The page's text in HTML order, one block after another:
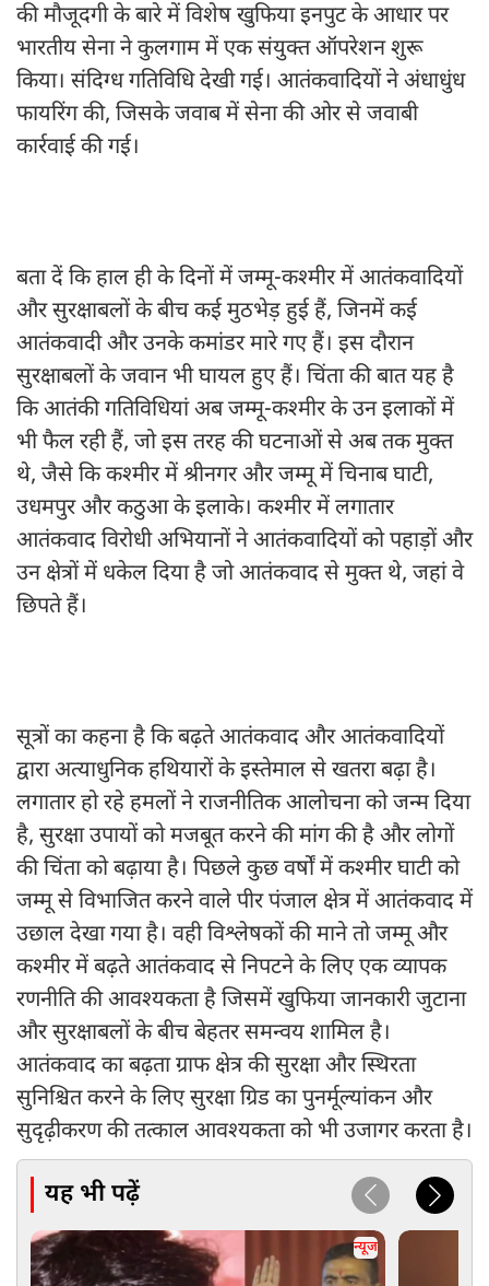
की मौजूदगी के बारे में विशेष खुफिया इनपुट के आधार पर
भारतीय सेना ने कुलगाम में एक संयुक्त ऑपरेशन शुरू
किया। संदिग्ध गतिविधि देखी गई। आतंकवादियों ने अंधाधुंध
फायरिंग की, जिसके जवाब में सेना की ओर से जवाबी
कार्रवाई की गई।
बता दें कि हाल ही के दिनों में जम्मू-कश्मीर में आतंकवादियों
और सुरक्षाबलों के बीच कई मुठभेड़ हुई हैं, जिनमें कई
आतंकवादी और उनके कमांडर मारे गए हैं। इस दौरान
सुरक्षाबलों के जवान भी घायल हुए हैं। चिंता की बात यह है
कि आतंकी गतिविधियां अब जम्मू-कश्मीर के उन इलाकों में
भी फैल रही हैं, जो इस तरह की घटनाओं से अब तक मुक्त
थे, जैसे कि कश्मीर में श्रीनगर और जम्मू में चिनाब घाटी,
उधमपुर और कठुआ के इलाके। कश्मीर में लगातार
आतंकवाद विरोधी अभियानों ने आतंकवादियों को पहाड़ों और
उन क्षेत्रों में धकेल दिया है जो आतंकवाद से मुक्त थे, जहां वे
छिपते हैं।
सूत्रों का कहना है कि बढ़ते आतंकवाद और आतंकवादियों
द्वारा अत्याधुनिक हथियारों के इस्तेमाल से खतरा बढ़ा है।
लगातार हो रहे हमलों ने राजनीतिक आलोचना को जन्म दिया
है, सुरक्षा उपायों को मजबूत करने की मांग की है और लोगों
की चिंता को बढ़ाया है। पिछले कुछ वर्षों में कश्मीर घाटी को
जम्मू से विभाजित करने वाले पीर पंजाल क्षेत्र में आतंकवाद में
उछाल देखा गया है। वही विश्लेषकों की माने तो जम्मू और
कश्मीर में बढ़ते आतंकवाद से निपटने के लिए एक व्यापक
रणनीति की आवश्यकता है जिसमें खुफिया जानकारी जुटाना
और सुरक्षाबलों के बीच बेहतर समन्वय शामिल है।
आतंकवाद का बढ़ता ग्राफ क्षेत्र की सुरक्षा और स्थिरता
सुनिश्चित करने के लिए सुरक्षा ग्रिड का पुनर्मूल्यांकन और
सुदृढ़ीकरण की तत्काल आवश्यकता को भी उजागर करता है।
यह भी पढ़ें
न्यूज